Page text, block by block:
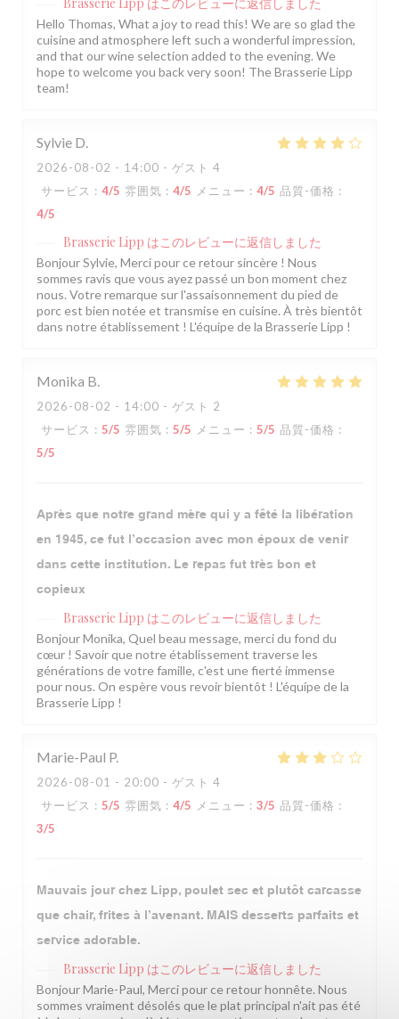
Brasserie Lipp はこのレビューに返信しました
Hello Thomas, What a joy to read this! We are so glad the
cuisine and atmosphere left such a wonderful impression,
and that our wine selection added to the evening. We
hope to welcome you back very soon! The Brasserie Lipp
team!
Sylvie D
2026-08-02 - 14:00 - ゲスト 4
サービス : 4/5 雰囲気 : 4/5 メニュー : 4/5 品質-価格 :
4/5
Brasserie Lipp はこのレビューに返信しました
Bonjour Sylvie, Merci pour ce retour sincère ! Nous
sommes ravis que vous ayez passé un bon moment chez
nous. Votre remarque sur l'assaisonnement du pied de
porc est bien notée et transmise en cuisine. À très bientôt
dans notre établissement ! L'équipe de la Brasserie Lipp !
Monika B
2026-08-02 - 14:00 - ゲスト 2
サービス : 5/5 雰囲気 : 5/5 メニュー : 5/5 品質-価格 :
5/5
Après que notre grand mère qui y a fêté la libération
en 1945, ce fut l’occasion avec mon époux de venir
dans cette institution. Le repas fut très bon et
copieux
Brasserie Lipp はこのレビューに返信しました
Bonjour Monika, Quel beau message, merci du fond du
cœur ! Savoir que notre établissement traverse les
générations de votre famille, c'est une fierté immense
pour nous. On espère vous revoir bientôt ! L'équipe de la
Brasserie Lipp !
Marie-Paul P
2026-08-01 - 20:00 - ゲスト 4
サービス : 5/5 雰囲気 : 4/5 メニュー : 3/5 品質-価格 :
3/5
Mauvais jour chez Lipp, poulet sec et plutôt carcasse
que chair, frites à l’avenant. MAIS desserts parfaits et
service adorable.
Brasserie Lipp はこのレビューに返信しました
Bonjour Marie-Paul, Merci pour ce retour honnête. Nous
sommes vraiment désolés que le plat principal n'ait pas été